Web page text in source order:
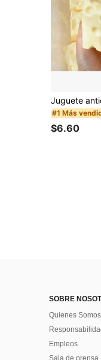
#1 Más
$6.60
SOBRE
Quienes Somos
Empleos
Sala de prensa